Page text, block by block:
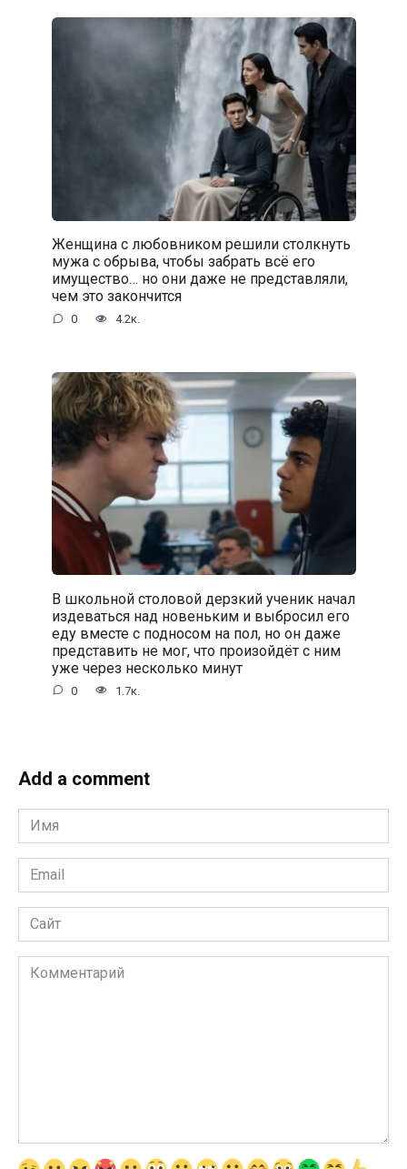
Женщина с любовником решили столкнуть
мужа с обрыва, чтобы забрать всё его
имущество… но они даже не представляли,
чем это закончится
0 4.2к.
В школьной столовой дерзкий ученик начал
издеваться над новеньким и выбросил его
еду вместе с подносом на пол, но он даже
представить не мог, что произойдёт с ним
уже через несколько минут
0 1.7к.
Add a comment
Имя
*
Email
*
Сайт
Комментарий